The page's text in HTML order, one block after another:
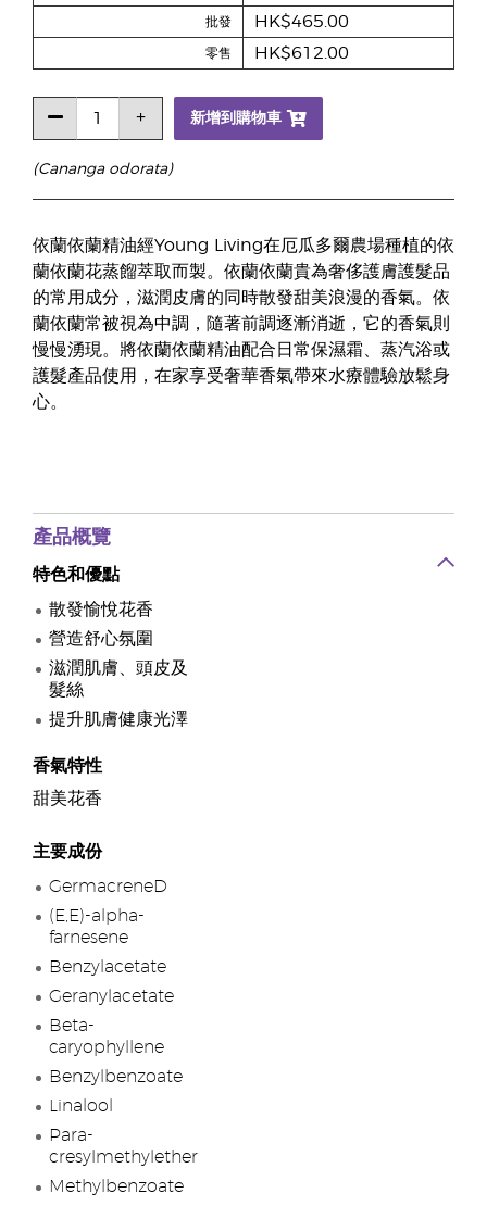
(Cananga odorata)
依蘭依蘭精油經Young Living在厄瓜多爾農場種植的依
蘭依蘭花蒸餾萃取而製。依蘭依蘭貴為奢侈護膚護髮品
的常用成分，滋潤皮膚的同時散發甜美浪漫的香氣。依
蘭依蘭常被視為中調，隨著前調逐漸消逝，它的香氣則
慢慢湧現。將依蘭依蘭精油配合日常保濕霜、蒸汽浴或
護髮產品使用，在家享受奢華香氣帶來水療體驗放鬆身
心。
批發 HK$465.00
零售 HK$612.00
新增到購物車
產品概覽
特色和優點
散發愉悅花香
營造舒心氛圍
滋潤肌膚、頭皮及
髮絲
提升肌膚健康光澤
香氣特性
甜美花香
主要成份
GermacreneD
(E,E)-alpha-
farnesene
Benzylacetate
Geranylacetate
Beta-
caryophyllene
Benzylbenzoate
Linalool
Para-
cresylmethylether
Methylbenzoate